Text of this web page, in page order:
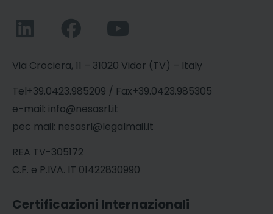
Via Crociera, 11 – 31020 Vidor (TV) – Italy
Tel+39.0423.985209 / Fax+39.0423.985305
e-mail: info@nesasrl.it
pec mail: nesasrl@legalmail.it
REA TV-305172
C.F. e P.IVA. IT 01422830990
Certificazioni Internazionali